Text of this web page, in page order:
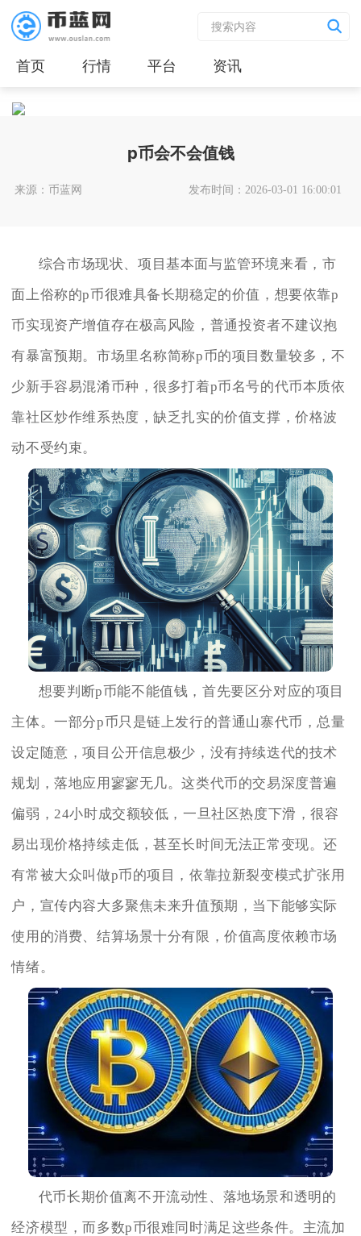
首页 行情 平台 资讯
p币会不会值钱
来源：币蓝网 发布时间：2026-03-01 16:00:01
综合市场现状、项目基本面与监管环境来看，市
面上俗称的p币很难具备长期稳定的价值，想要依靠p
币实现资产增值存在极高风险，普通投资者不建议抱
有暴富预期。市场里名称简称p币的项目数量较多，不
少新手容易混淆币种，很多打着p币名号的代币本质依
靠社区炒作维系热度，缺乏扎实的价值支撑，价格波
动不受约束。
想要判断p币能不能值钱，首先要区分对应的项目
主体。一部分p币只是链上发行的普通山寨代币，总量
设定随意，项目公开信息极少，没有持续迭代的技术
规划，落地应用寥寥无几。这类代币的交易深度普遍
偏弱，24小时成交额较低，一旦社区热度下滑，很容
易出现价格持续走低，甚至长时间无法正常变现。还
有常被大众叫做p币的项目，依靠拉新裂变模式扩张用
户，宣传内容大多聚焦未来升值预期，当下能够实际
使用的消费、结算场景十分有限，价值高度依赖市场
情绪。
代币长期价值离不开流动性、落地场景和透明的
经济模型，而多数p币很难同时满足这些条件。主流加